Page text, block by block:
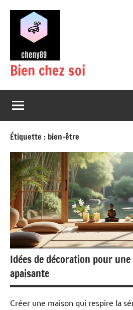
contenu
Bien chez soi
Étiquette : bien-être
Idées de décoration pour
apaisante
Créer une maison qui respire la